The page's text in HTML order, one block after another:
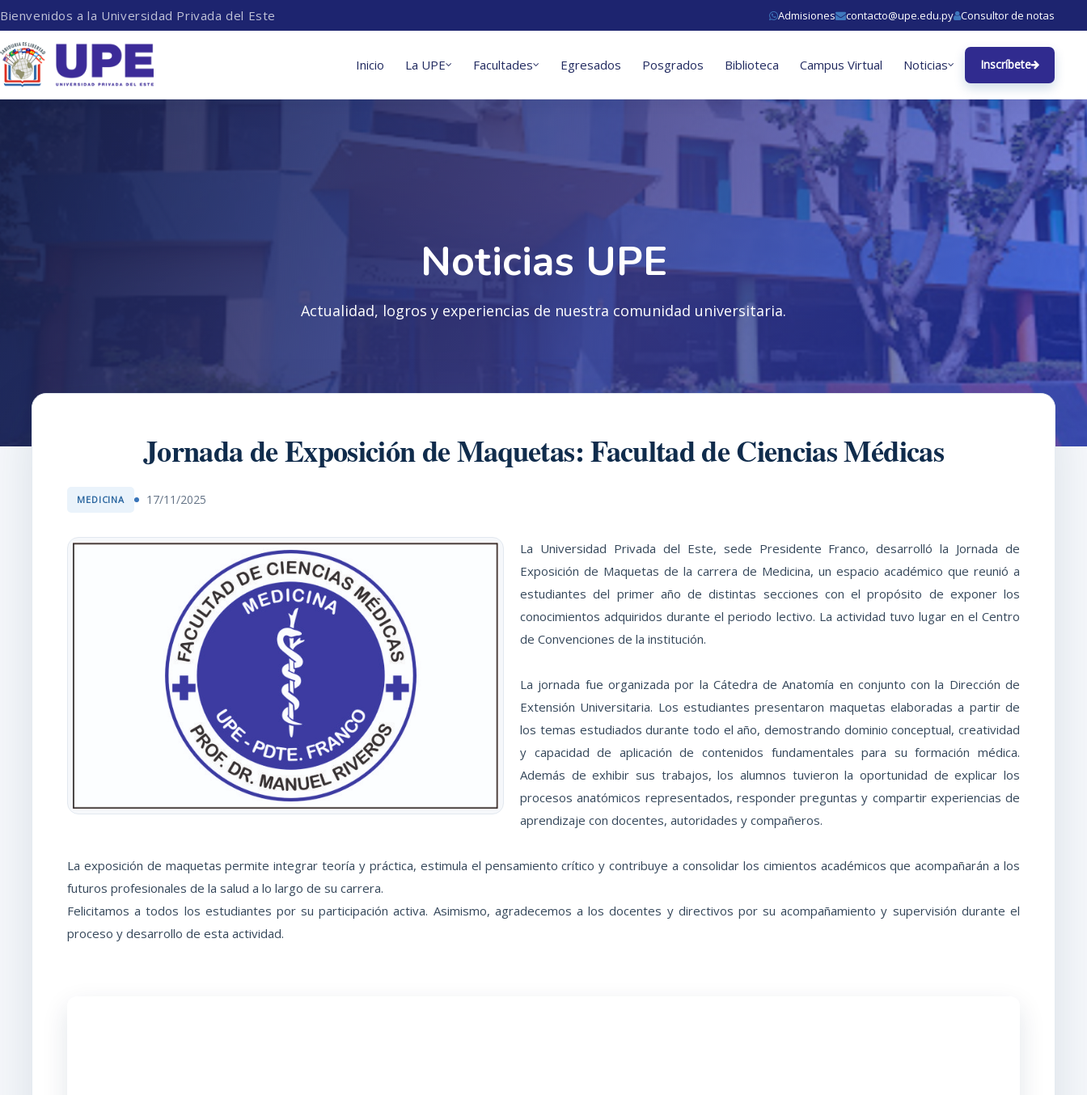
Bienvenidos a la Universidad Privada del Este Admisiones contacto@upe.edu.py Consultor de notas
Inicio La UPE Facultades Egresados Posgrados Biblioteca Campus Virtual Noticias Inscríbete
Noticias UPE
Actualidad, logros y experiencias de nuestra comunidad universitaria.
Jornada de Exposición de Maquetas: Facultad de Ciencias Médicas
MEDICINA 17/11/2025
La Universidad Privada del Este, sede Presidente Franco, desarrolló la Jornada de
Exposición de Maquetas de la carrera de Medicina, un espacio académico que reunió a
estudiantes del primer año de distintas secciones con el propósito de exponer los
conocimientos adquiridos durante el periodo lectivo. La actividad tuvo lugar en el Centro
de Convenciones de la institución.
La jornada fue organizada por la Cátedra de Anatomía en conjunto con la Dirección de
Extensión Universitaria. Los estudiantes presentaron maquetas elaboradas a partir de
los temas estudiados durante todo el año, demostrando dominio conceptual, creatividad
y capacidad de aplicación de contenidos fundamentales para su formación médica.
Además de exhibir sus trabajos, los alumnos tuvieron la oportunidad de explicar los
procesos anatómicos representados, responder preguntas y compartir experiencias de
aprendizaje con docentes, autoridades y compañeros.
La exposición de maquetas permite integrar teoría y práctica, estimula el pensamiento crítico y contribuye a consolidar los cimientos académicos que acompañarán a los
futuros profesionales de la salud a lo largo de su carrera.
Felicitamos a todos los estudiantes por su participación activa. Asimismo, agradecemos a los docentes y directivos por su acompañamiento y supervisión durante el
proceso y desarrollo de esta actividad.